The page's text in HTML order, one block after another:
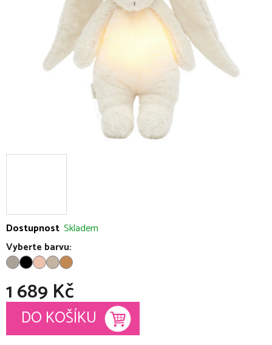
Dostupnost Skladem
Vyberte barvu:
1 689 Kč
Měrná cena:
DO KOŠÍKU